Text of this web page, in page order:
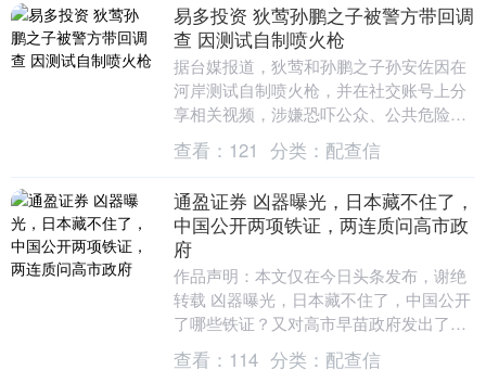
易多投资 狄莺孙鹏之子被警方带回调
查 因测试自制喷火枪
据台媒报道，狄莺和孙鹏之子孙安佐因在
河岸测试自制喷火枪，并在社交账号上分
享相关视频，涉嫌恐吓公众、公共危险、
枪炮弹药刀械管制条例等被警方带回调
查。 据悉，5月1....
查看： 121 分类： 配查信
通盈证券 凶器曝光，日本藏不住了，
中国公开两项铁证，两连质问高市政
府
作品声明：本文仅在今日头条发布，谢绝
转载 凶器曝光，日本藏不住了，中国公开
了哪些铁证？又对高市早苗政府发出了怎
样的质问？ 近日，日本现役自卫队军官村
田晃大持刀强....
查看： 114 分类： 配查信